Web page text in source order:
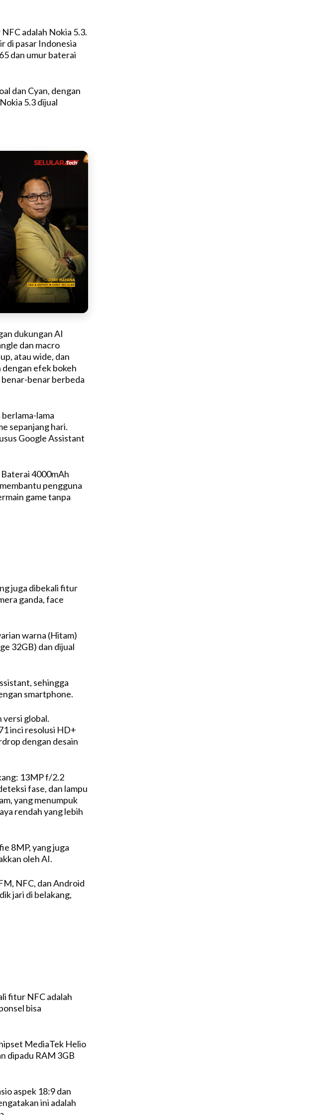
u
t
adalah Nokia 5.3.
di pasar Indonesia
dan umur baterai
dan Cyan, dengan
5.3 dijual
dukungan AI
dan macro
atau wide, dan
efek bokeh
benar berbeda
lama
sepanjang hari.
Google Assistant
4000mAh
pengguna
game tanpa
juga dibekali fitur
ganda, face
warna (Hitam)
32GB) dan dijual
sehingga
smartphone.
versi global.
inci resolusi HD+
dengan desain
13MP f/2.2
fase, dan lampu
yang menumpuk
rendah yang lebih
8MP, yang juga
oleh AI.
NFC, dan Android
jari di belakang,
fitur NFC adalah
bisa
MediaTek Helio
dipadu RAM 3GB
aspek 18:9 dan
ini adalah